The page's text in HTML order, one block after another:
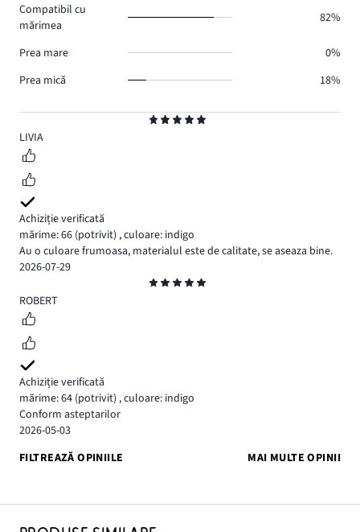
5LIVIA
Achiziție verificată
mărime: 66 (potrivit) ,culoare: indigo
Au o culoare frumoasa, materialul este de calitate, se aseaza bine.
2026-07-29
5
ROBERT
Achiziție verificată
mărime: 64 (potrivit) ,culoare: indigo
Conform asteptarilor
2026-05-03
FILTREAZĂ OPINIILE
MAI MULTE OPINII
Compatibil cu
mărimea
82%
Prea mare
0%
Prea mică
18%